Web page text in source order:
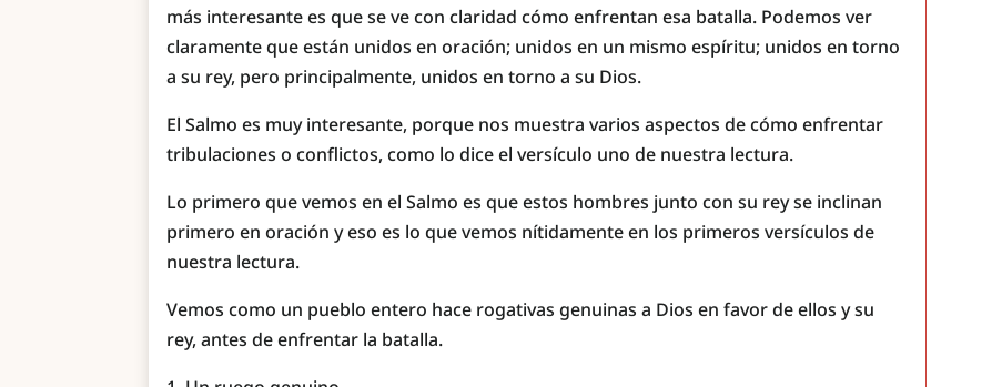
más interesante es que se ve con claridad cómo enfrentan esa batalla. Podemos ver
claramente que están unidos en oración; unidos en un mismo espíritu; unidos en torno
a su rey, pero principalmente, unidos en torno a su Dios.
El Salmo es muy interesante, porque nos muestra varios aspectos de cómo enfrentar
tribulaciones o conflictos, como lo dice el versículo uno de nuestra lectura.
Lo primero que vemos en el Salmo es que estos hombres junto con su rey se inclinan
primero en oración y eso es lo que vemos nítidamente en los primeros versículos de
nuestra lectura.
Vemos como un pueblo entero hace rogativas genuinas a Dios en favor de ellos y su
rey, antes de enfrentar la batalla.